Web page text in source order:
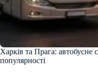
Харків та Прага: автобусне
популярності